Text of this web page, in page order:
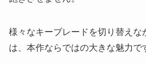
様々なキーブレードを切り替えな
は、本作ならではの大きな魅力で